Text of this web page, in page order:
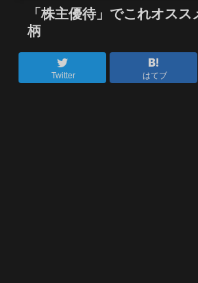
「株主優待」でこれオス
柄
Twitter はてブ